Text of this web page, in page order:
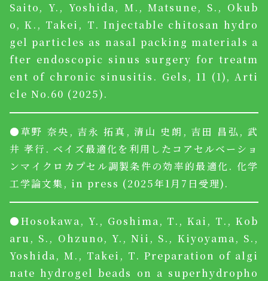
Saito, Y., Yoshida, M., Matsune, S., Okub
o, K., Takei, T. Injectable chitosan hydro
gel particles as nasal packing materials a
fter endoscopic sinus surgery for treatm
ent of chronic sinusitis. Gels, 11 (1), Arti
cle No.60 (2025).
●草野 奈央, 吉永 拓真, 清山 史朗, 吉田 昌弘, 武
井 孝行. ベイズ最適化を利用したコアセルベーショ
ンマイクロカプセル調製条件の効率的最適化. 化学
工学論文集, in press (2025年1月7日受理).
●Hosokawa, Y., Goshima, T., Kai, T., Kob
aru, S., Ohzuno, Y., Nii, S., Kiyoyama, S.,
Yoshida, M., Takei, T. Preparation of algi
nate hydrogel beads on a superhydropho